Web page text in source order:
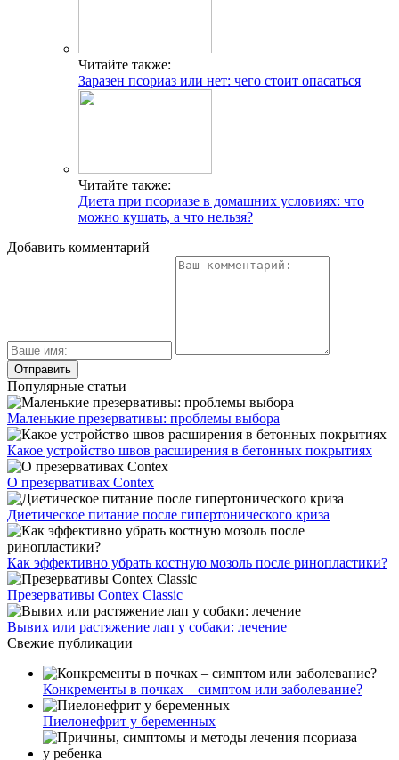
Читайте также:
Заразен псориаз или нет: чего стоит опасаться
Читайте также:
Диета при псориазе в домашних условиях: что
можно кушать, а что нельзя?
Добавить комментарий
Популярные статьи
Маленькие презервативы: проблемы выбора
Какое устройство швов расширения в бетонных покрытиях
О презервативах Contex
Диетическое питание после гипертонического криза
Как эффективно убрать костную мозоль после ринопластики?
Презервативы Contex Classic
Вывих или растяжение лап у собаки: лечение
Свежие публикации
Конкременты в почках – симптом или заболевание?
Пиелонефрит у беременных